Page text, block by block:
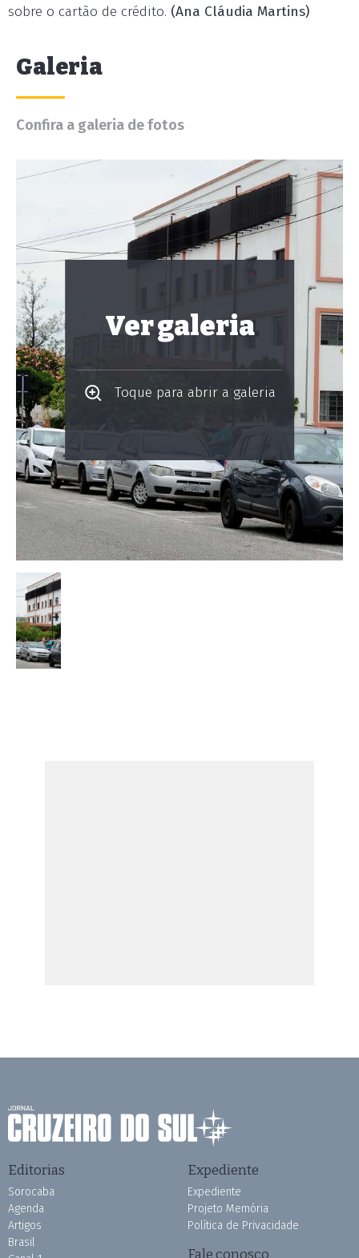
sobre o cartão de crédito. (Ana Cláudia Martins)
Galeria
Confira a galeria de fotos
Ver galeria
Toque para abrir a galeria
Editorias
Sorocaba
Agenda
Artigos
Brasil
Expediente
Expediente
Projeto Memória
Política de Privacidade
Fale conosco